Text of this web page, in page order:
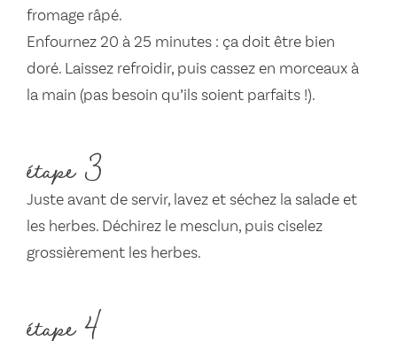
fromage râpé.
Enfournez 20 à 25 minutes : ça doit être bien
doré. Laissez refroidir, puis cassez en morceaux à
la main (pas besoin qu’ils soient parfaits !).
étape 3
Juste avant de servir, lavez et séchez la salade et
les herbes. Déchirez le mesclun, puis ciselez
grossièrement les herbes.
étape 4